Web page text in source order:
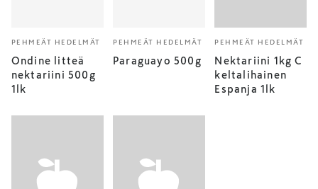
PEHMEÄT HEDELMÄT
Ondine litteä
nektariini 500g
1lk
PEHMEÄT HEDELMÄT
Paraguayo 500g
PEHMEÄT HEDELMÄT
Nektariini 1kg C
keltalihainen
Espanja 1lk